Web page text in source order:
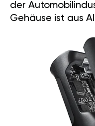
der
Gehäuse ist aus